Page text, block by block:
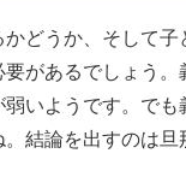
どうか、そして
があるでしょう
いようです。で
結論を出すのは